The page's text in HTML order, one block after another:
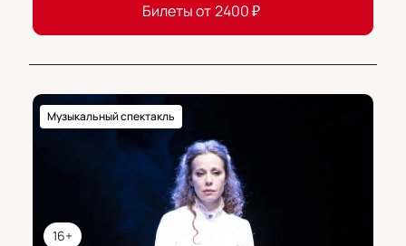
Билеты от2400₽
16+
Музыкальный спектакль